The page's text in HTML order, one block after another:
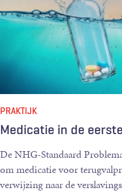
Medicatie in de
PRAKTIJK
De NHG-Standaard
om medicatie voor
verwijzing naar de